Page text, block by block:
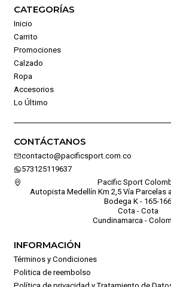
CATEGORÍAS
Inicio
Carrito
Promociones
Calzado
Ropa
Accesorios
Lo Último
CONTÁCTANOS
contacto@pacificsport.com.co
573125119637
Pacific Sport
Autopista Medellín Km 2,5 Vía Parcelas
Bodega K - 165-166
Cota - Cota
Cundinamarca -
INFORMACIÓN
Términos y Condiciones
Politica de reembolso